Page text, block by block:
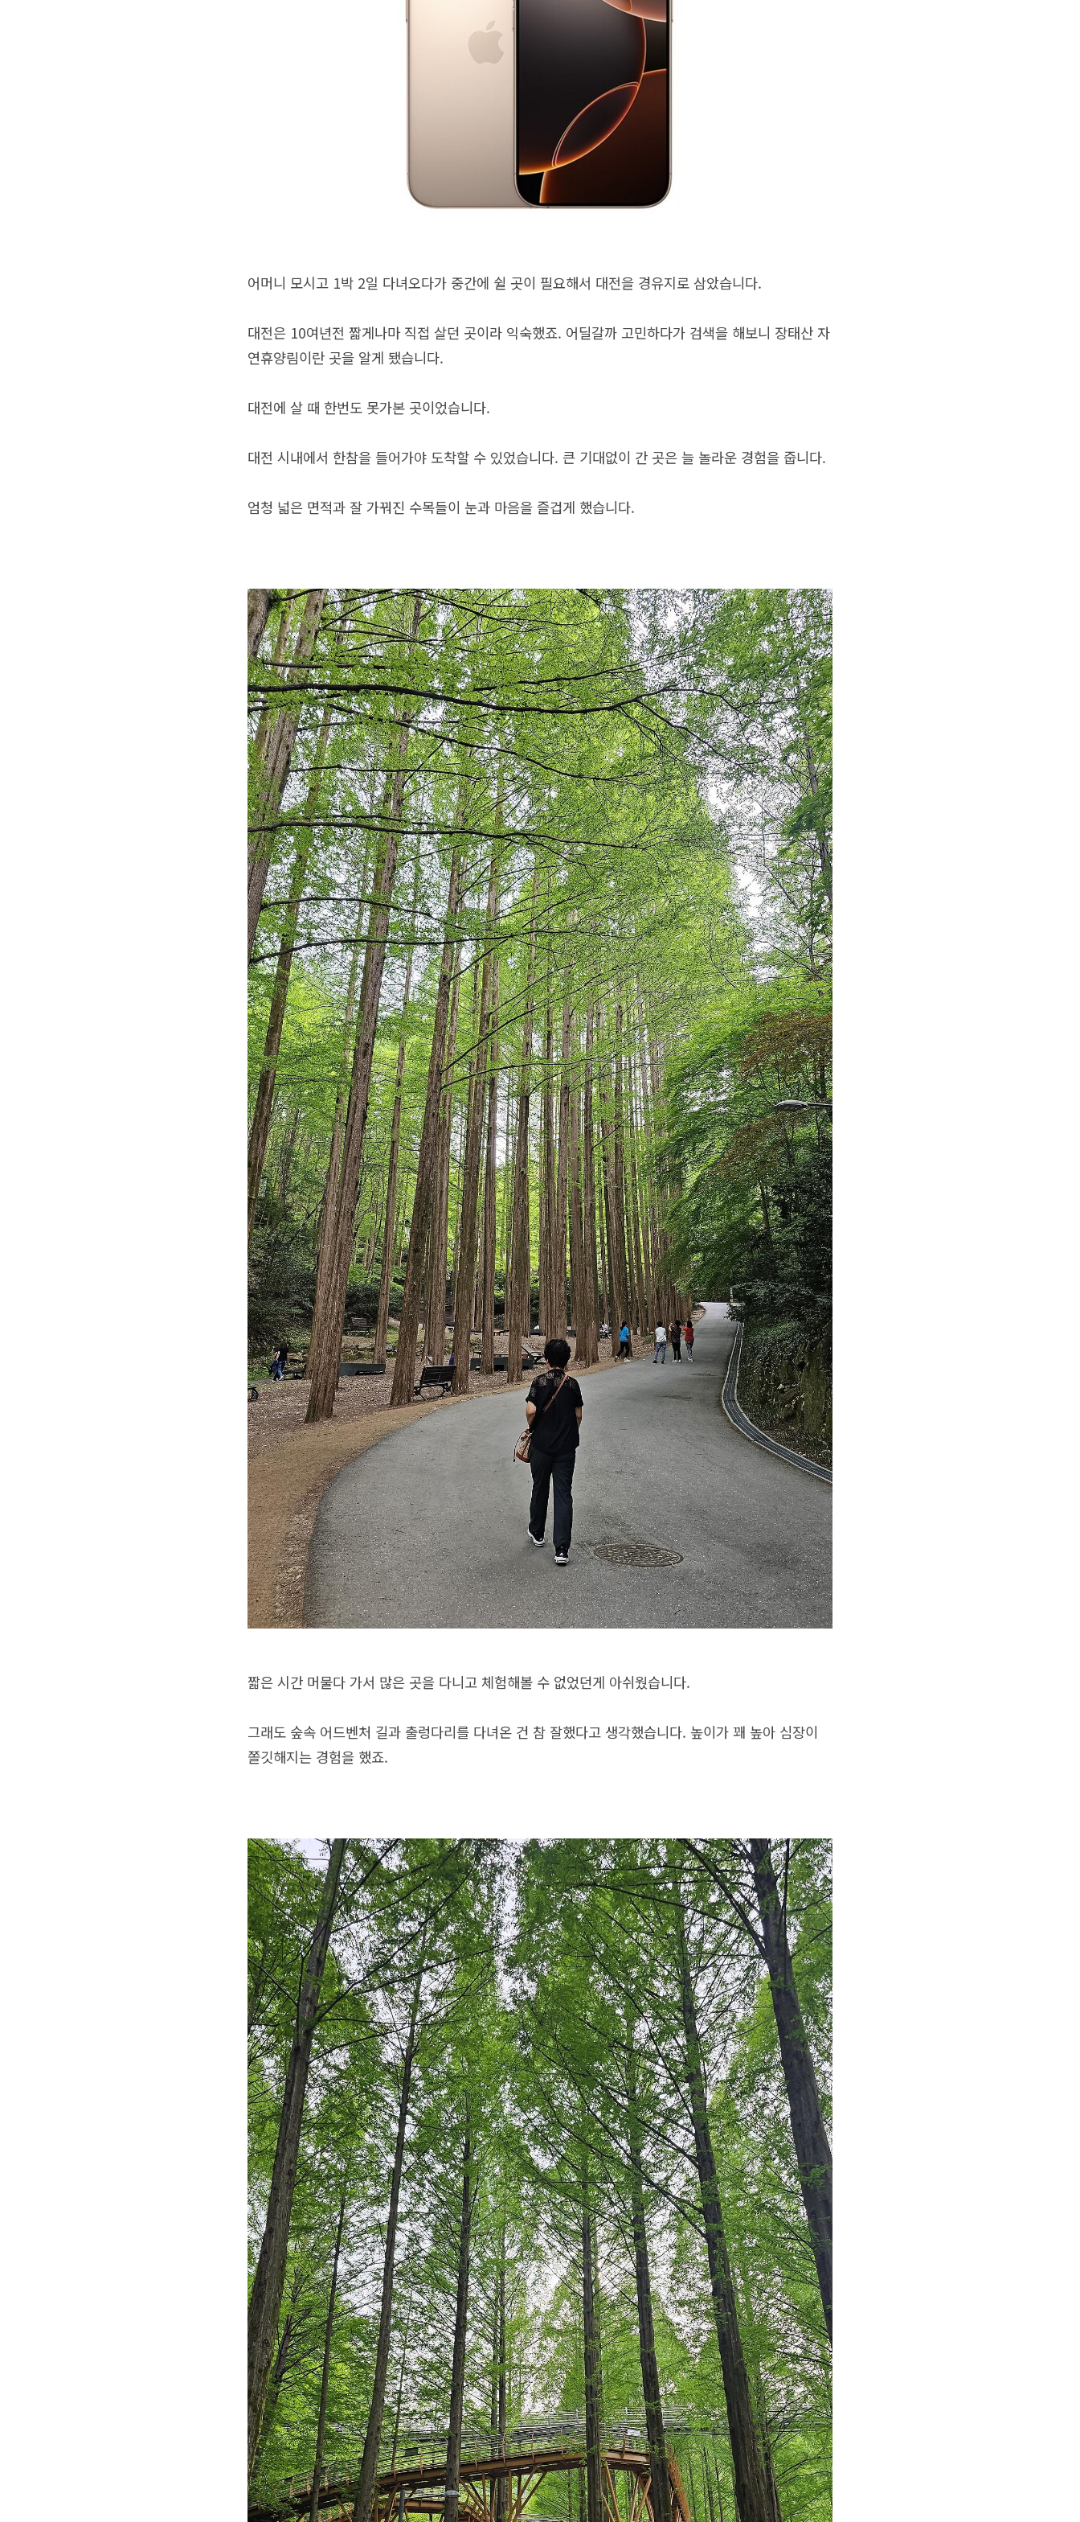
어머니 모시고 1박 2일 다녀오다가 중간에 쉴 곳이 필요해서 대전을 경유지로 삼았습니다.
대전은 10여년전 짧게나마 직접 살던 곳이라 익숙했죠. 어딜갈까 고민하다가 검색을 해보니 장태산 자
연휴양림이란 곳을 알게 됐습니다.
대전에 살 때 한번도 못가본 곳이었습니다.
대전 시내에서 한참을 들어가야 도착할 수 있었습니다. 큰 기대없이 간 곳은 늘 놀라운 경험을 줍니다.
엄청 넓은 면적과 잘 가꿔진 수목들이 눈과 마음을 즐겁게 했습니다.
짧은 시간 머물다 가서 많은 곳을 다니고 체험해볼 수 없었던게 아쉬웠습니다.
그래도 숲속 어드벤처 길과 출렁다리를 다녀온 건 참 잘했다고 생각했습니다. 높이가 꽤 높아 심장이
쫄깃해지는 경험을 했죠.